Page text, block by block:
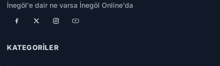
İnegöl'e dair ne varsa İnegöl Online'da
KATEGORILER